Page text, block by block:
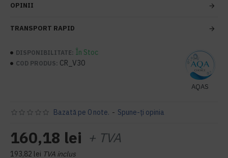
OPINII
TRANSPORT RAPID
DISPONIBILITATE: În Stoc
COD PRODUS: CR_V30
AQAS
Bazată pe 0 note. - Spune-ţi opinia
160,18 lei + TVA
193,82 lei TVA inclus